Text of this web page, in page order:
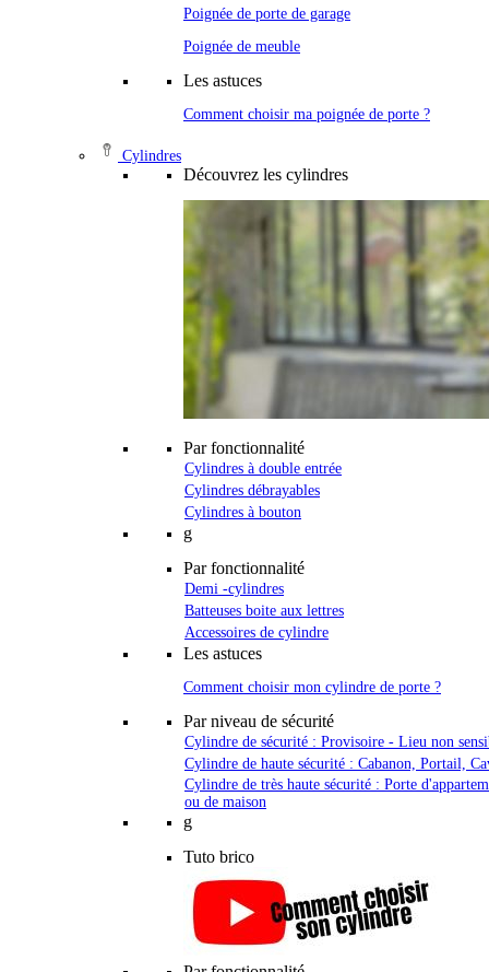
Poignée de porte de garage
Poignée de meuble
Les astuces
Comment choisir ma poignée de porte ?
Cylindres
Découvrez les cylindres
Par fonctionnalité
Cylindres à double entrée
Cylindres débrayables
Cylindres à bouton
g
Par fonctionnalité
Demi -cylindres
Batteuses boite aux lettres
Accessoires de cylindre
Les astuces
Comment choisir mon cylindre de porte ?
Par niveau de sécurité
Cylindre de sécurité : Provisoire - Lieu non
Cylindre de haute sécurité : Cabanon, Portail,
Cylindre de très haute sécurité : Porte
ou de maison
g
Tuto brico